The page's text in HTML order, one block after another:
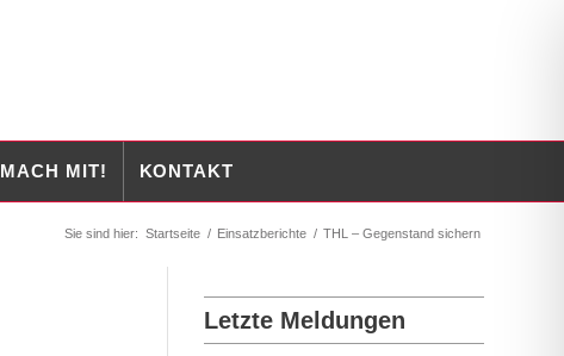
MACH MIT! KONTAKT
Sie sind hier: Startseite / Einsatzberichte / THL – Gegenstand sichern
Letzte Meldungen